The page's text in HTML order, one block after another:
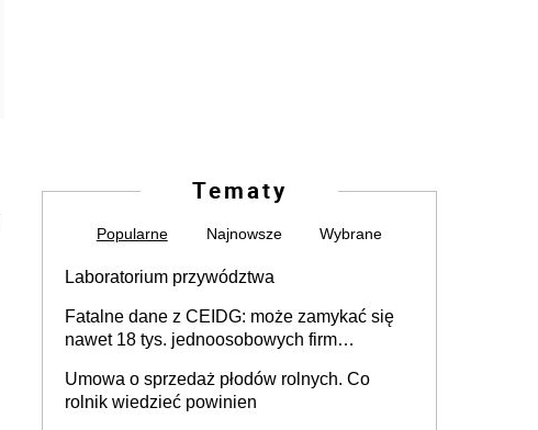
Tematy
Popularne Najnowsze Wybrane
Laboratorium przywództwa
Fatalne dane z CEIDG: może zamykać się
nawet 18 tys. jednoosobowych firm
Umowa o sprzedaż płodów rolnych. Co
rolnik wiedzieć powinien